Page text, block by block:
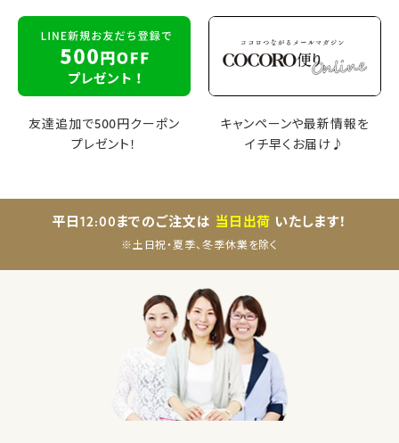
友達追加で500円クーポン
プレゼント！
キャンペーンや最新情報を
イチ早くお届け♪
平日12:00までのご注文は 当日出荷 いたします！
※土日祝・夏季、冬季休業を除く